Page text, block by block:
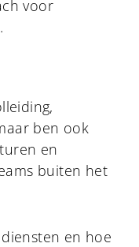
voor
ben ook
en
buiten het
en hoe